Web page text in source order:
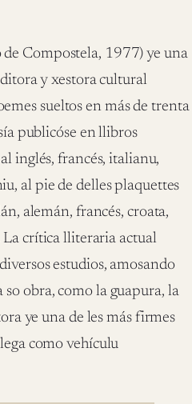
de Compostela, 1977) ye una
y xestora cultural
sueltos en más de trenta
publicóse en llibros
inglés, francés, italianu,
al pie de delles plaquettes
alemán, francés, croata,
crítica lliteraria actual
estudios, amosando
obra, como la guapura, la
ye una de les más firmes
como vehículu